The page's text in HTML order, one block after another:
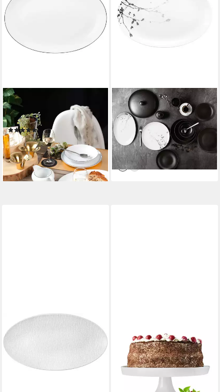
SELTMANN WEIDEN
Servierplatte Lido Black Line,
Porzellan, (1-tlg), Platte oval
(7)
ab 24,52 € UVP 47,50 €
-48%
lieferbar - in 3-4 Werktagen bei dir
SELTMANN WEIDEN
Servierplatte Liberty,
Porzellan, (1-tlg), Platte oval
ab 39,59 €
UVP68,90 €
-43%
lieferbar - in 3-4 Werktagen bei dir